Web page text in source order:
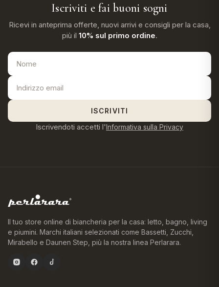
Iscriviti e fai buoni sogni
Ricevi in anteprima offerte, nuovi arrivi e consigli per la casa,
più il 10% sul primo ordine.
ISCRIVITI
Iscrivendoti accetti l'Informativa sulla Privacy
Il tuo store online di biancheria per la casa: letto, bagno, living
e piumini. Marchi italiani selezionati come Bassetti, Zucchi,
Mirabello e Daunen Step, più la nostra linea Perlarara.